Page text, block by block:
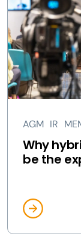
AGM IR
Why
be the